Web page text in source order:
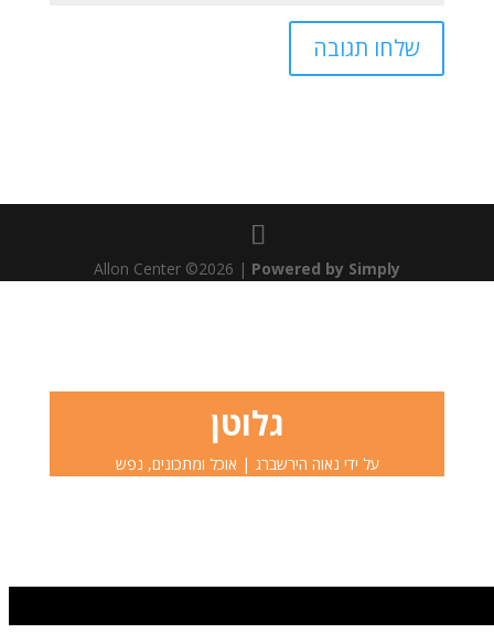
Allon Center ©2026 | Powered by Simply
גלוטן
על ידי נאוה הירשברג אוכל ומתכונים, נפש